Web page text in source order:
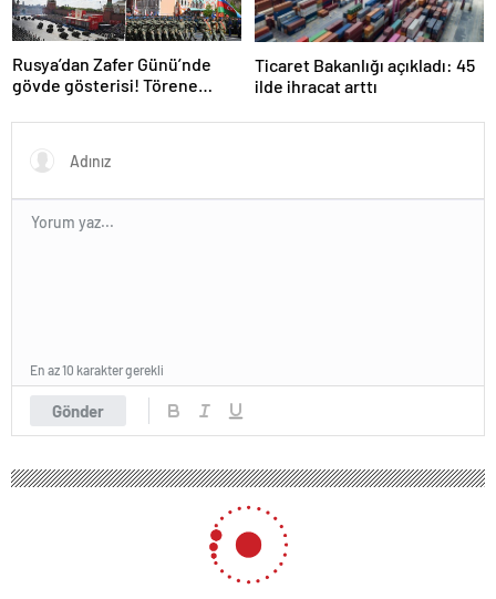
Rusya’dan Zafer Günü’nde
gövde gösterisi! Törene
Ticaret Bakanlığı açıkladı: 45
ilde ihracat arttı
Gönder
En az 10 karakter gerekli